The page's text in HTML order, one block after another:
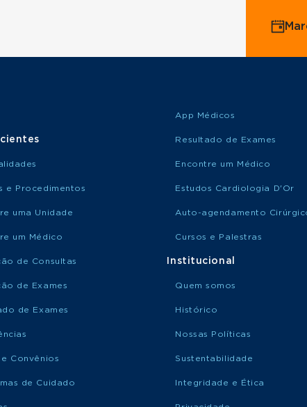
e Procedimentos
uma Unidade
um Médico
de Consultas
de Exames
de Exames
e Convênios
de Cuidado
App Médicos
Resultado de Exames
Encontre um Médico
Estudos Cardiologia D'Or
Auto-agendamento
Cursos e Palestras
Institucional
Quem somos
Histórico
Nossas Políticas
Sustentabilidade
Integridade e Ética